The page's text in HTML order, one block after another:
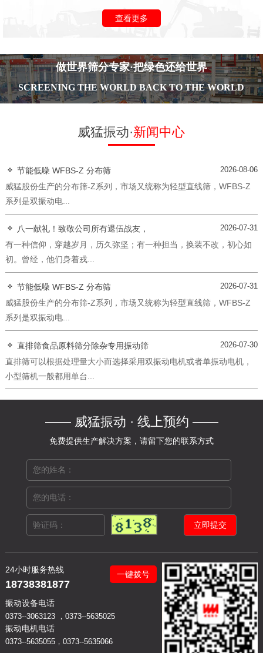
查看更多
做世界筛分专家·把绿色还给世界
SCREENING THE WORLD BACK TO THE WORLD
威猛振动·新闻中心
节能低噪 WFBS-Z 分布筛 2026-08-06
威猛股份生产的分布筛-Z系列，市场又统称为轻型直线筛，WFBS-Z
系列是双振动电...
八一献礼！致敬公司所有退伍战友， 2026-07-31
有一种信仰，穿越岁月，历久弥坚；有一种担当，换装不改，初心如
初。曾经，他们身着戎...
节能低噪 WFBS-Z 分布筛 2026-07-31
威猛股份生产的分布筛-Z系列，市场又统称为轻型直线筛，WFBS-Z
系列是双振动电...
直排筛食品原料筛分除杂专用振动筛 2026-07-30
直排筛可以根据处理量大小而选择采用双振动电机或者单振动电机，
小型筛机一般都用单台...
—— 威猛振动 · 线上预约 ——
免费提供生产解决方案，请留下您的联系方式
24小时服务热线
18738381877
一键拨号
振动设备电话
0373--3063123 ，0373--5635025
振动电机电话
0373--5635055，0373--5635066